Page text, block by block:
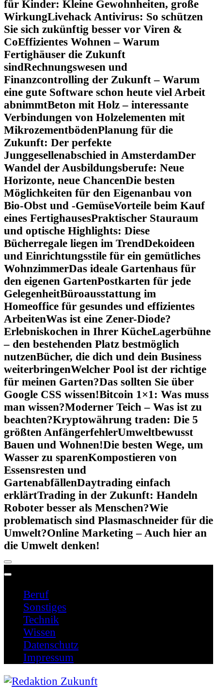
für Kinder: Kleine Gewohnheiten, große
WirkungLivehack Antivirus: So schützen
Sie sich zukünftig besser vor Viren &
CoEffizientes Wohnen – Warum
Fertighäuser die Zukunft
sindRechnungswesen und
Finanzcontrolling der Zukunft – Warum
eine gute Software schon heute viel Arbeit
abnimmtBeton mit Holz – interessante
Verbindungen von Holzelementen mit
MikrozementbödenPlanung für die
Zukunft: Der perfekte
Junggesellenabschied in AmsterdamDer
Wandel der Ausbildungsberufe: Neue
Horizonte, neue ChancenDie besten
Möglichkeiten für den Eigenanbau von
Bio-Obst und -GemüseVorteile beim Kauf
eines FertighausesPraktischer Stauraum
und optische Highlights: Diese
Bücherregale liegen im TrendDekoideen
und Einrichtungsstile für ein gemütliches
WohnzimmerDas ideale Gartenhaus für
den eigenen GartenPostkarten für jede
GelegenheitBüroausstattung im
Homeoffice für gesundes und effizientes
ArbeitenWas ist eine Zener-Diode?
Erlebniskochen in Ihrer KücheLagerbühne
– den bestehenden Platz bestmöglich
nutzenBücher, die dich und dein Business
weiterbringenWelcher Pool ist der richtige
für meinen Garten?Das sollten Sie über
Google CSS wissen!Bitcoin 1×1: Was muss
man wissen?Moderner Teich – Was ist zu
beachten?Kryptowährung traden: Die 5
größten AnfängerfehlerUmweltbewusst
Bauen und Wohnen!Die besten Wege, um
Wasser zu sparenKompostieren von
Essensresten und
GartenabfällenDaytrading einfach
erklärtTrading in der Zukunft: Handeln
Roboter besser als Menschen?Wie
problematisch sind Plasmaschneider für die
Umwelt?Online Marketing – Auch hier an
die Umwelt denken!
Beruf
Sonstiges
Technik
Wissen
Datenschutz
Impressum